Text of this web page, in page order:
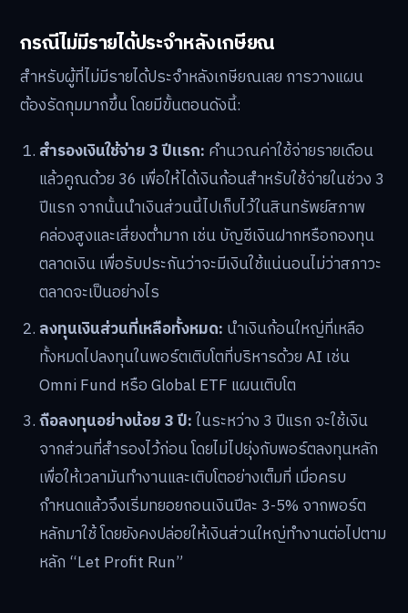
กรณีไม่มีรายได้ประจำหลังเกษียณ
สำหรับผู้ที่ไม่มีรายได้ประจำหลังเกษียณเลย การวางแผน
ต้องรัดกุมมากขึ้น โดยมีขั้นตอนดังนี้:
สำรองเงินใช้จ่าย 3 ปีแรก: คำนวณค่าใช้จ่ายรายเดือน
แล้วคูณด้วย 36 เพื่อให้ได้เงินก้อนสำหรับใช้จ่ายในช่วง 3
ปีแรก จากนั้นนำเงินส่วนนี้ไปเก็บไว้ในสินทรัพย์สภาพ
คล่องสูงและเสี่ยงต่ำมาก เช่น บัญชีเงินฝากหรือกองทุน
ตลาดเงิน เพื่อรับประกันว่าจะมีเงินใช้แน่นอนไม่ว่าสภาวะ
ตลาดจะเป็นอย่างไร
ลงทุนเงินส่วนที่เหลือทั้งหมด: นำเงินก้อนใหญ่ที่เหลือ
ทั้งหมดไปลงทุนในพอร์ตเติบโตที่บริหารด้วย AI เช่น
Omni Fund หรือ Global ETF แผนเติบโต
ถือลงทุนอย่างน้อย 3 ปี:ในระหว่าง 3 ปีแรก จะใช้เงิน
จากส่วนที่สำรองไว้ก่อน โดยไม่ไปยุ่งกับพอร์ตลงทุนหลัก
เพื่อให้เวลามันทำงานและเติบโตอย่างเต็มที่ เมื่อครบ
กำหนดแล้วจึงเริ่มทยอยถอนเงินปีละ 3-5% จากพอร์ต
หลักมาใช้ โดยยังคงปล่อยให้เงินส่วนใหญ่ทำงานต่อไปตาม
หลัก “Let Profit Run”